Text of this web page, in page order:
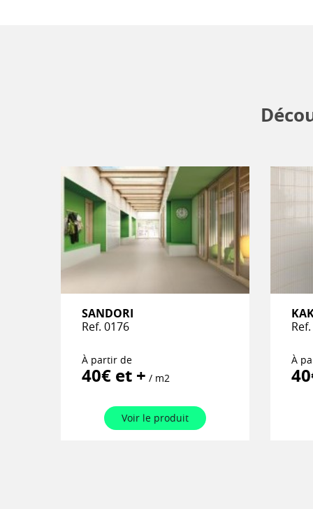
SANDORI
Ref. 0176
À partir de
40€ et + / m2
Voir le produit
À